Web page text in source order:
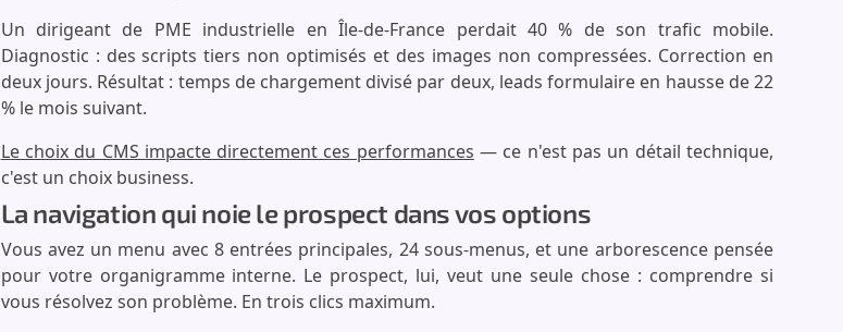
Un dirigeant de PME industrielle en Île-de-France perdait 40 % de son trafic mobile.
Diagnostic : des scripts tiers non optimisés et des images non compressées. Correction en
deux jours. Résultat : temps de chargement divisé par deux, leads formulaire en hausse de 22
% le mois suivant.
Le choix du CMS impacte directement ces performances — ce n'est pas un détail technique,
c'est un choix business.
La navigation qui noie le prospect dans vos options
Vous avez un menu avec 8 entrées principales, 24 sous-menus, et une arborescence pensée
pour votre organigramme interne. Le prospect, lui, veut une seule chose : comprendre si
vous résolvez son problème. En trois clics maximum.